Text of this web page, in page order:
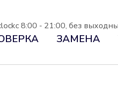
с 8:00 - 21:00, без
ЗАМЕНА